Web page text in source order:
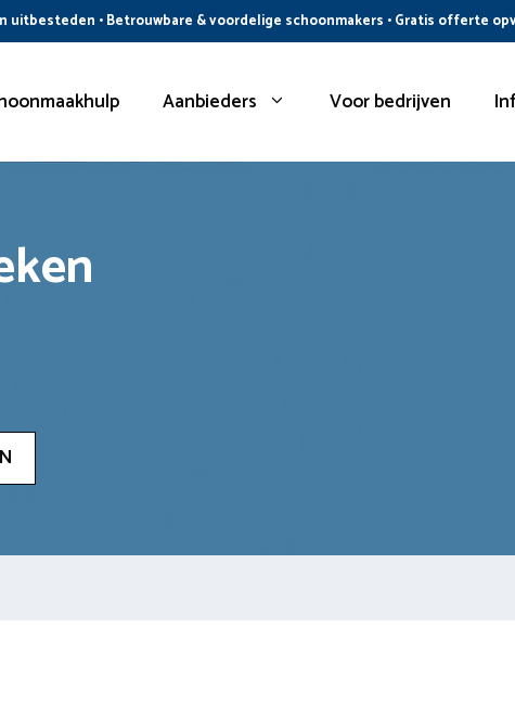
uitbesteden • Betrouwbare & voordelige schoonmakers • Gratis offerte
Aanbieders Voor bedrijven